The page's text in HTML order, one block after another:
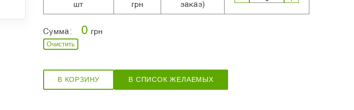
шт
грн
заказ)
Сумма: 0 грн
Очистить
В КОРЗИНУ В СПИСОК ЖЕЛАЕМЫХ